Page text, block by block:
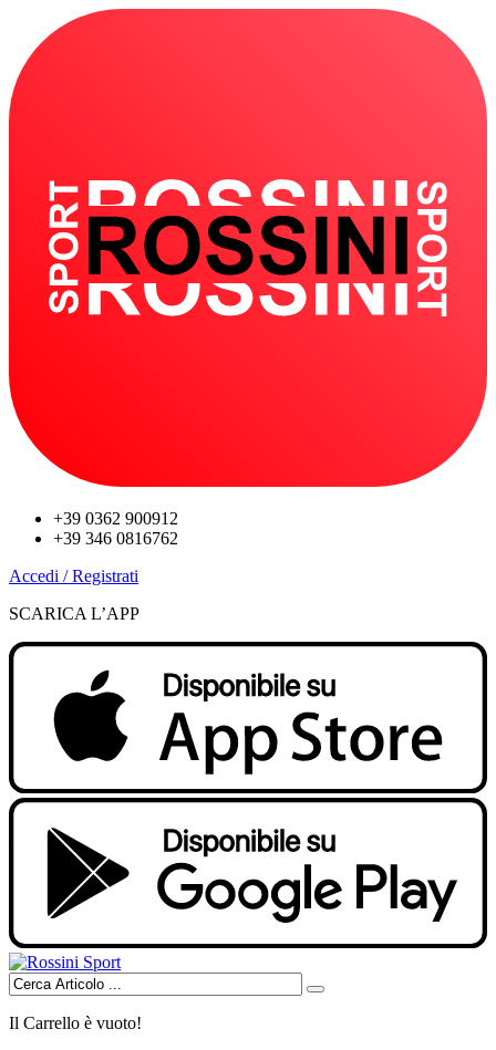
+39 0362 900912
+39 346 0816762
Accedi / Registrati
SCARICA L’APP
Il Carrello è vuoto!